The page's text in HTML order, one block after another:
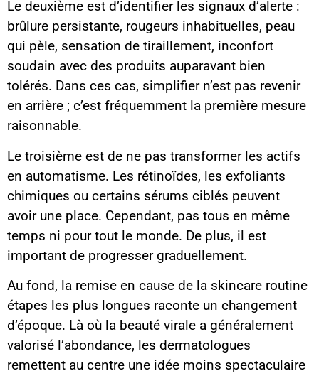
Le deuxième est d’identifier les signaux d’alerte :
brûlure persistante, rougeurs inhabituelles, peau
qui pèle, sensation de tiraillement, inconfort
soudain avec des produits auparavant bien
tolérés. Dans ces cas, simplifier n’est pas revenir
en arrière ; c’est fréquemment la première mesure
raisonnable.
Le troisième est de ne pas transformer les actifs
en automatisme. Les rétinoïdes, les exfoliants
chimiques ou certains sérums ciblés peuvent
avoir une place. Cependant, pas tous en même
temps ni pour tout le monde. De plus, il est
important de progresser graduellement.
Au fond, la remise en cause de la skincare routine
étapes les plus longues raconte un changement
d’époque. Là où la beauté virale a généralement
valorisé l’abondance, les dermatologues
remettent au centre une idée moins spectaculaire